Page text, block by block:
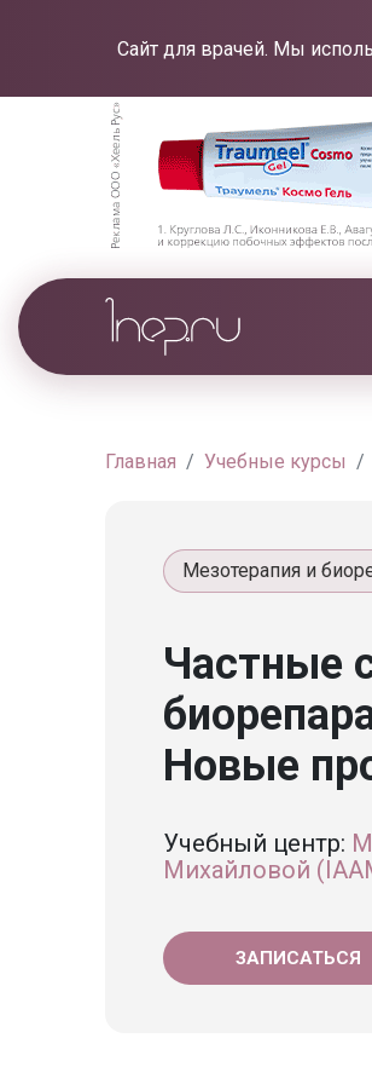
Сайт для врачей. Мы
Главная Учебные курсы
Мезотерапия и
Частные
Новые
Учебный центр:
Михайловой
ЗАПИСАТЬСЯ